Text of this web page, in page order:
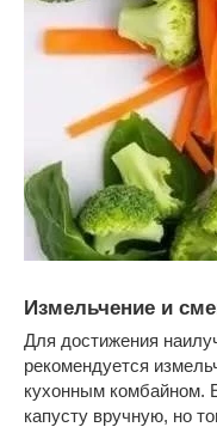
Измельчение и
Для достижения
рекомендуется
кухонным комбайном.
капусту вручную, но